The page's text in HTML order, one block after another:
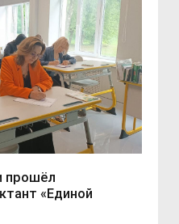
прошёл
«Единой